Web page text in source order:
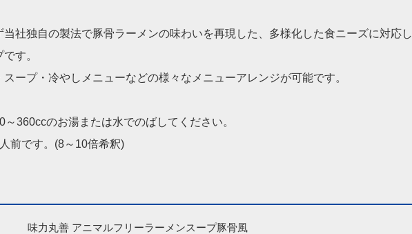
当社独自の製法で豚骨ラーメンの味わいを再現した、多様化した食ニーズに対応し
す。
スープ・冷やしメニューなどの様々なメニューアレンジが可能です。
360ccのお湯または水でのばしてください。
前です。(8～10倍希釈)
味力丸善 アニマルフリーラーメンスープ豚骨風